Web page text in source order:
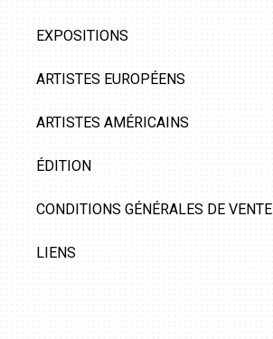
EXPOSITIONS
ARTISTES EUROPÉENS
ARTISTES AMÉRICAINS
ÉDITION
CONDITIONS GÉNÉRALES DE VENTE
LIENS